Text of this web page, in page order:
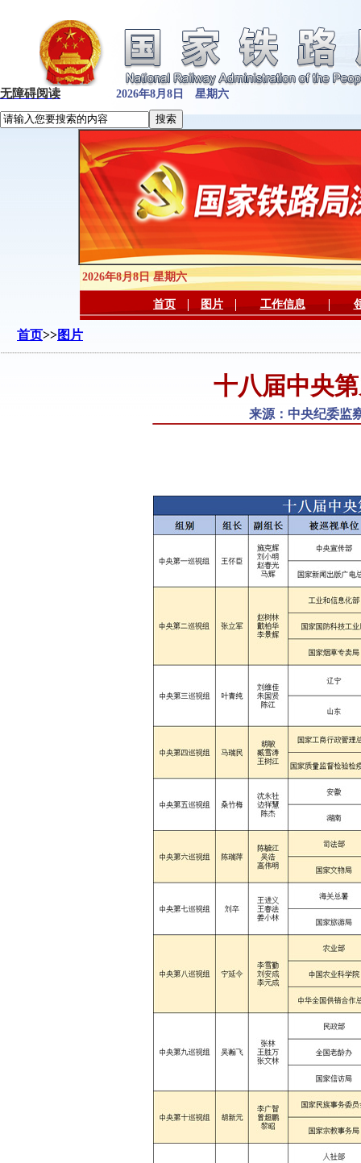
无障碍阅读 2026年8月8日 星期六
2026年8月8日 星期六
首页 图片 工作信息
首页>>图片
十八届中央
来源：中央纪委监